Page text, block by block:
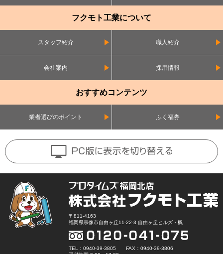
フクモト工業について
スタッフ紹介 職人紹介
会社案内 採用情報
おすすめコンテンツ
業者選びのポイント ふく福券
〒811-4163
福岡県宗像市自由ヶ丘11-22-3 自由ヶ丘ヒルズ・楓
TEL：0940-39-3805 FAX：0940-39-3806